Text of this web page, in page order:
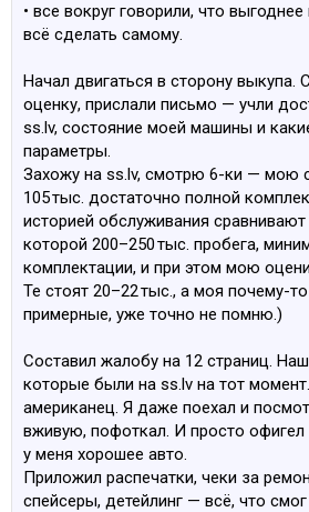
• все вокруг говорили, что
всё сделать самому.
Начал двигаться в сторону выкупа.
оценку, прислали письмо — учли
ss.lv, состояние моей машины и
параметры.
Захожу на ss.lv, смотрю 6-ки — мою
105 тыс. достаточно полной
историей обслуживания
которой 200–250 тыс. пробега,
комплектации, и при этом мою
Те стоят 20–22 тыс., а моя почему-
примерные, уже точно не помню.)
Составил жалобу на 12 страниц.
которые были на ss.lv на тот
американец. Я даже поехал и
вживую, пофоткал. И просто
у меня хорошее авто.
Приложил распечатки, чеки за
спейсеры, детейлинг — всё, что смог